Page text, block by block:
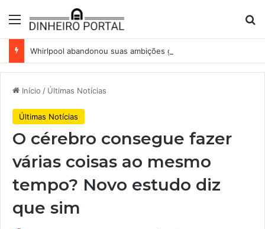
Menu
Início / Últimas Notícias
Últimas Notícias
O cérebro consegue fazer
várias coisas ao mesmo
tempo? Novo estudo diz
que sim